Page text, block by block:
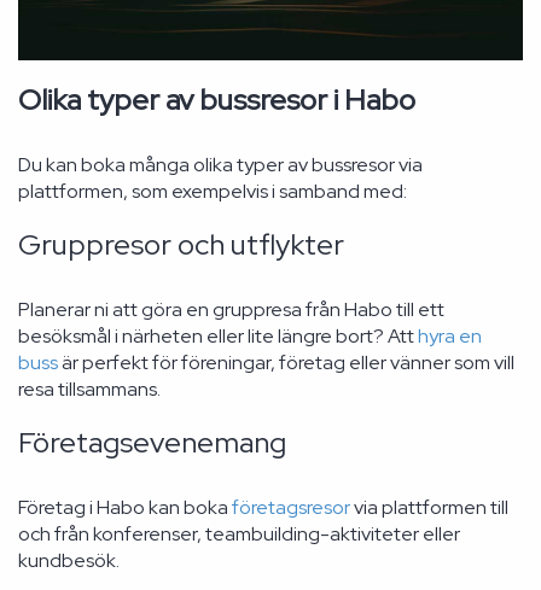
Olika typer av bussresor i Habo
Du kan boka många olika typer av bussresor via
plattformen, som exempelvis i samband med:
Gruppresor och utflykter
Planerar ni att göra en gruppresa från Habo till ett
besöksmål i närheten eller lite längre bort? Atthyra en
bussär perfekt för föreningar, företag eller vänner som vill
resa tillsammans.
Företagsevenemang
Företag i Habo kan bokaföretagsresorvia plattformen till
och från konferenser, teambuilding-aktiviteter eller
kundbesök.